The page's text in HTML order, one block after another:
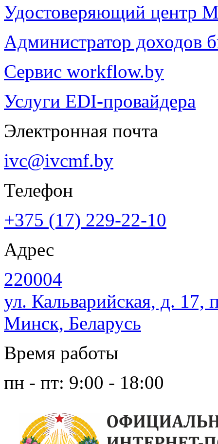
Удостоверяющий центр
Администратор доходов
Сервис workflow.by
Услуги EDI-провайдера
Электронная почта
ivc@ivcmf.by
Телефон
+375 (17) 229-22-10
Адрес
220004
ул. Кальварийская, д.
Минск, Беларусь
Время работы
пн - пт: 9:00 - 18:00